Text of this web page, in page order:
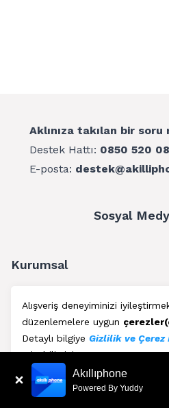
Alışveriş deneyiminizi
düzenlemelere uygun
Detaylı bilgiye Gizlilik ve Çerez
erişebilirsiniz.
Aklınıza takılan bir soru
Destek Hattı: 0850 520
E-posta:
Sosyal
Kurumsal
Müşteri Hizmetleri
Üyelik
Blog Akıllıphone
Powered By Yuddy